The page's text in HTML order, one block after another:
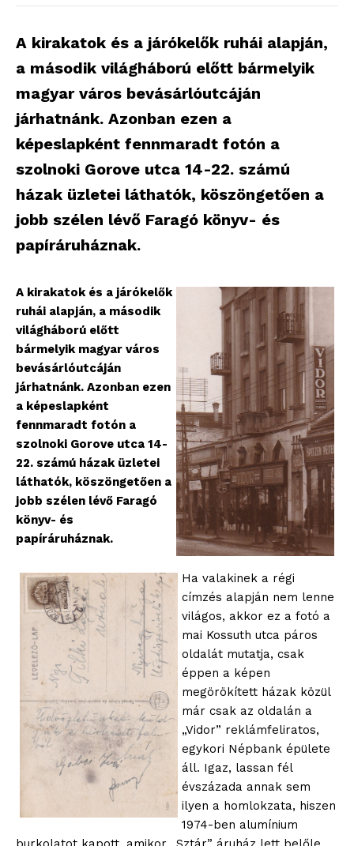
A kirakatok és a járókelők ruhái alapján,
a második világháború előtt bármelyik
magyar város bevásárlóutcáján
járhatnánk. Azonban ezen a
képeslapként fennmaradt fotón a
szolnoki Gorove utca 14-22. számú
házak üzletei láthatók, köszöngetően a
jobb szélen lévő Faragó könyv- és
papíráruháznak.
A kirakatok és a járókelők
ruhái alapján, a második
világháború előtt
bármelyik magyar város
bevásárlóutcáján
járhatnánk. Azonban ezen
a képeslapként
fennmaradt fotón a
szolnoki Gorove utca 14-
22. számú házak üzletei
láthatók, köszöngetően a
jobb szélen lévő Faragó
könyv- és
papíráruháznak.
Ha valakinek a régi
címzés alapján nem lenne
világos, akkor ez a fotó a
mai Kossuth utca páros
oldalát mutatja, csak
éppen a képen
megörökített házak közül
már csak az oldalán a
„Vidor” reklámfeliratos,
egykori Népbank épülete
áll. Igaz, lassan fél
évszázada annak sem
ilyen a homlokzata, hiszen
1974-ben alumínium